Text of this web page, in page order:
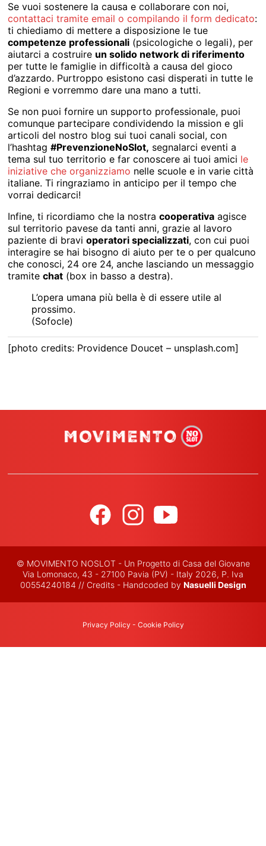
Se vuoi sostenere la causa e collaborare con noi,
contattaci tramite email o compilando il form dedicato:
ti chiediamo di mettere a disposizione le tue
competenze professionali (psicologiche o legali), per
aiutarci a costruire un solido network di riferimento
per tutte le famiglie in difficoltà a causa del gioco
d’azzardo. Purtroppo esistono casi disperati in tutte le
Regioni e vorremmo dare una mano a tutti.
Se non puoi fornire un supporto professionale, puoi
comunque partecipare condividendo la mission e gli
articoli del nostro blog sui tuoi canali social, con
l’hashtag#PrevenzioneNoSlot, segnalarci eventi a
tema sul tuo territorio e far conoscere ai tuoi amici le
iniziative che organizziamo nelle scuole e in varie città
italiane. Ti ringraziamo in anticipo per il tempo che
vorrai dedicarci!
Infine, ti ricordiamo che la nostracooperativa agisce
sul territorio pavese da tanti anni, grazie al lavoro
paziente di bravioperatori specializzati, con cui puoi
interagire se hai bisogno di aiuto per te o per qualcuno
che conosci, 24 ore 24, anche lasciando un messaggio
tramitechat (box in basso a destra).
L’opera umana più bella è di essere utile al
prossimo.
(Sofocle)
[photo credits: Providence Doucet – unsplash.com]
© MOVIMENTO NOSLOT - Un Progetto di Casa del Giovane
Via Lomonaco, 43 - 27100 Pavia (PV) - Italy 2026, P. Iva
00554240184 // Credits - Handcoded by Nasuelli Design
Privacy Policy - Cookie Policy